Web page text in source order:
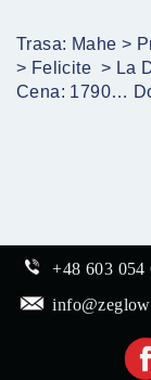
Trasa: Mahe >
> Felicite > La
Cena: 1790…
+48 603 054